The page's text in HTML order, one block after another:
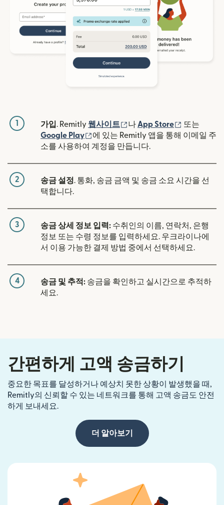
1 가입. Remitly 웹사이트 (새 창에서 열림)
나 App Store (새 창에서
또는
Google Play
(새 창에서 열림)
에 있는 Remitly 앱을 통해 이메일 주
소를 사용하여 계정을 만듭니다.
2 송금 설정. 통화, 송금 금액 및 송금 소요 시간을 선
택합니다.
3 송금 상세 정보 입력: 수취인의 이름, 연락처, 은행
정보 또는 수령 정보를 입력하세요. 우크라이나에
서 이용 가능한 결제 방법 중에서 선택하세요.
4 송금 및 추적: 송금을 확인하고 실시간으로 추적하
세요.
간편하게 고액 송금하기
중요한 목표를 달성하거나 예상치 못한 상황이 발생했을 때,
Remitly의 신뢰할 수 있는 네트워크를 통해 고액 송금도 안전
하게 보내세요.
더 알아보기